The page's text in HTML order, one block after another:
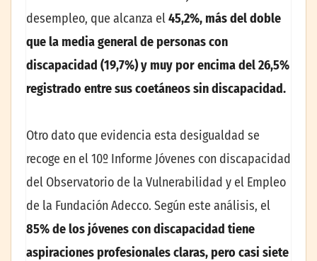
desempleo, que alcanza el45,2%, más del doble
que la media general de personas con
discapacidad (19,7%) y muy por encima del 26,5%
registrado entre sus coetáneos sin discapacidad.
Otro dato que evidencia esta desigualdad se
recoge en el 10º Informe Jóvenes con discapacidad
del Observatorio de la Vulnerabilidad y el Empleo
de la Fundación Adecco. Según este análisis, el
85% de los jóvenes con discapacidad tiene
aspiraciones profesionales claras, pero casi siete